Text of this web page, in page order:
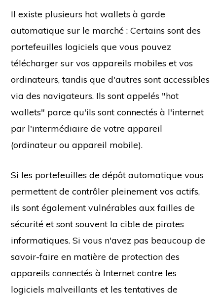
Il existe plusieurs hot wallets à garde
automatique sur le marché : Certains sont des
portefeuilles logiciels que vous pouvez
télécharger sur vos appareils mobiles et vos
ordinateurs, tandis que d'autres sont accessibles
via des navigateurs. Ils sont appelés "hot
wallets" parce qu'ils sont connectés à l'internet
par l'intermédiaire de votre appareil
(ordinateur ou appareil mobile).
Si les portefeuilles de dépôt automatique vous
permettent de contrôler pleinement vos actifs,
ils sont également vulnérables aux failles de
sécurité et sont souvent la cible de pirates
informatiques. Si vous n'avez pas beaucoup de
savoir-faire en matière de protection des
appareils connectés à Internet contre les
logiciels malveillants et les tentatives de